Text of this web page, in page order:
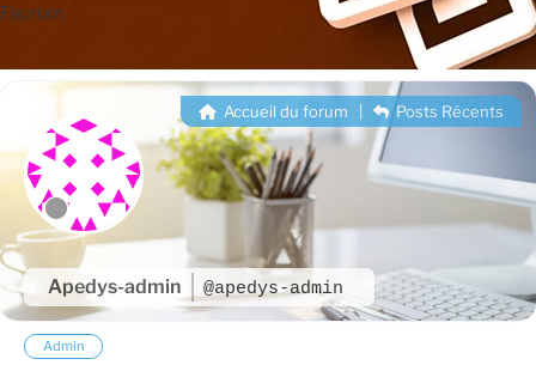
Faurum
Apedys-admin @apedys-admin
Accueil du forum Posts Récents
Admin